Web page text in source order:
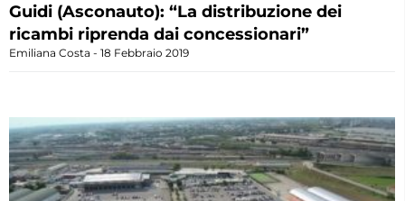
Guidi (Asconauto): “La distribuzione dei
ricambi riprenda dai concessionari”
Emiliana Costa 18 Febbraio 2019